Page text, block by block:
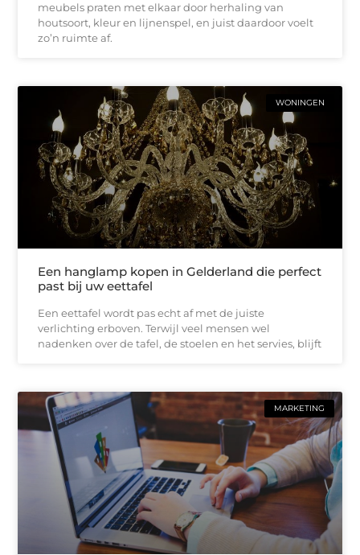
meubels praten met elkaar door herhaling van
houtsoort, kleur en lijnenspel, en juist daardoor voelt
zo’n ruimte af.
WONINGEN
Een hanglamp kopen in Gelderland die perfect
past bij uw eettafel
Een eettafel wordt pas echt af met de juiste
verlichting erboven. Terwijl veel mensen wel
nadenken over de tafel, de stoelen en het servies, blijft
MARKETING